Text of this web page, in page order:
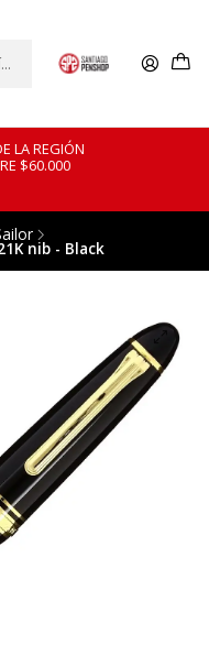
LA REGIÓN
$60.000
nib - Black